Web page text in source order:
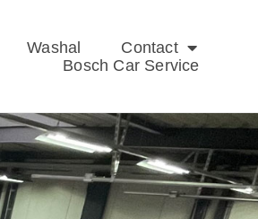
Washal
Contact
Bosch Car Service